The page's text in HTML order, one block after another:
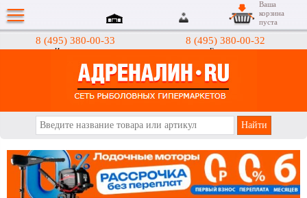
8 (495) 380-00-33
Интернет-магазин
8 (495) 380-00-32
Гипермаркеты
Ваша
корзина
пуста